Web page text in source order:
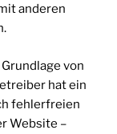
anderen
von
hat ein
fehlerfreien
Website –